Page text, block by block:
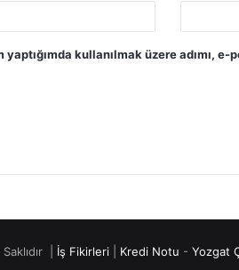
kullanılmak üzere adımı,
| İş Fikirleri Kredi Notu - Yozgat